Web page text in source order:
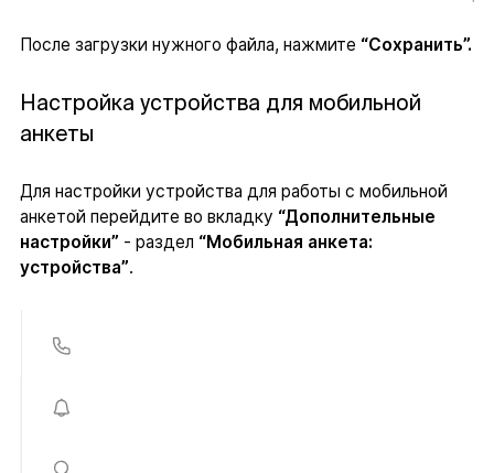
После загрузки нужного файла, нажмите “Сохранить”.
Настройка устройства для мобильной
анкеты
Для настройки устройства для работы с мобильной
анкетой перейдите во вкладку “Дополнительные
настройки” - раздел “Мобильная анкета:
устройства”.